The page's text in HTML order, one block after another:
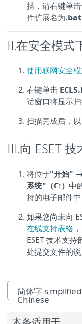
描，请右键单
件扩展名为.bat
II.在安全模式
使用联网安全
右键单击
话窗口将显示扫
扫描完成后，
III.向 ESET
将位于"开始" →
系统"（C:） 中
持的电子邮件中
如果您尚未向
在线支持表格
ESET 技术支
处提交文件的说
简体字 simplified
Chinese